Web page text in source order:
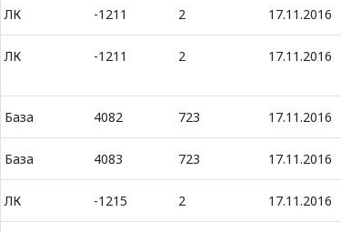
ЛК -1211 2 17.11.2016
ЛК -1211 2 17.11.2016
База 4082 723 17.11.2016
База 4083 723 17.11.2016
ЛК -1215 2 17.11.2016